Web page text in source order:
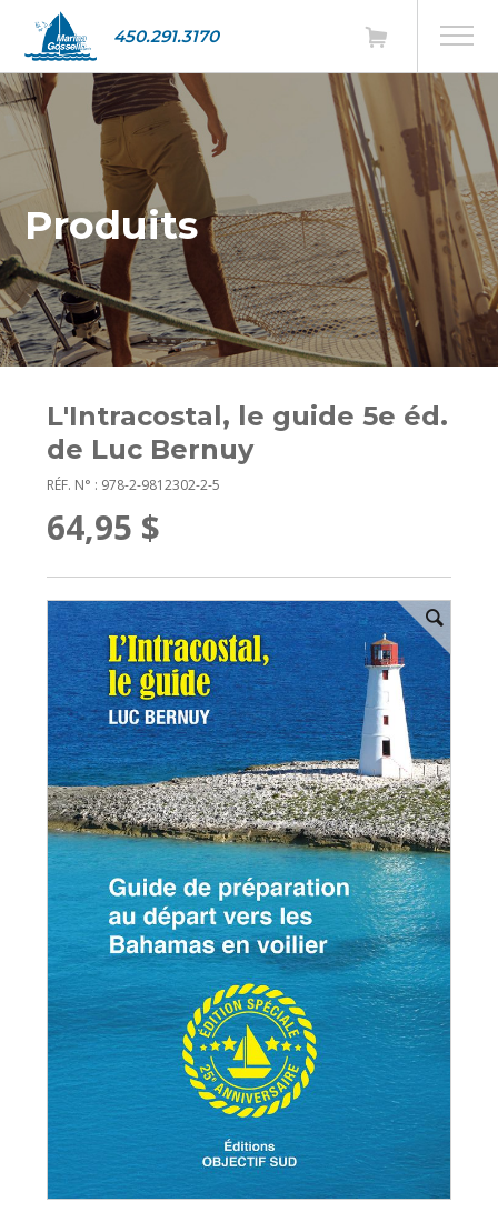
450.291.3170
Produits
L'Intracostal, le guide 5e éd.
de Luc Bernuy
RÉF. N° : 978-2-9812302-2-5
64,95 $